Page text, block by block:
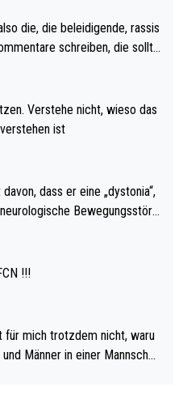
Weltmeister durch
dass Mitchel sich das (in Ve
eigentlich die PDC-WM als Zi
die, die beleidigende, rassis
schreiben, die sollte
eins wundert mich: Luke Little
der über Social Media GvV p
schießt öfters mal gegen Ric
Verstehe nicht, wieso das
ist
dass er eine „dystonia“,
Bewegungsstöru
ihm helfen! Ich glau
Dartits-Fälle fälschlich psy
werden! Dafür müsste
zum Mentaltrainer gehen…
!!!
für mich trotzdem nicht, waru
Männer in einer Mannschaf